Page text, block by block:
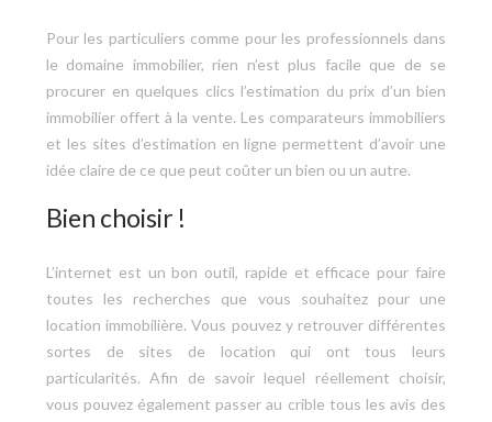
Pour les particuliers comme pour les professionnels dans
le domaine immobilier, rien n’est plus facile que de se
procurer en quelques clics l’estimation du prix d’un bien
immobilier offert à la vente. Les comparateurs immobiliers
et les sites d’estimation en ligne permettent d’avoir une
idée claire de ce que peut coûter un bien ou un autre.
Bien choisir !
L’internet est un bon outil, rapide et efficace pour faire
toutes les recherches que vous souhaitez pour une
location immobilière. Vous pouvez y retrouver différentes
sortes de sites de location qui ont tous leurs
particularités. Afin de savoir lequel réellement choisir,
vous pouvez également passer au crible tous les avis des